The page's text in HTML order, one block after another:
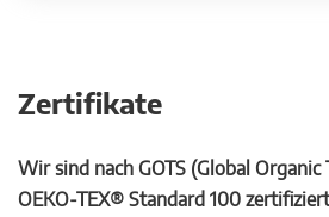
Zertifikate
Wir sind nach GOTS (Global Organic
OEKO-TEX® Standard 100